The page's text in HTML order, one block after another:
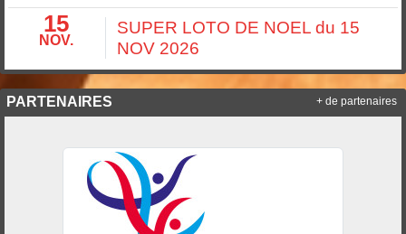
15
NOV.
SUPER LOTO DE NOEL du 15
NOV 2026
PARTENAIRES + de partenaires